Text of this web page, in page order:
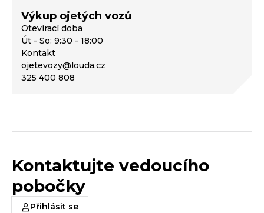
Výkup ojetých vozů
Otevírací doba
Út - So: 9:30 - 18:00
Kontakt
ojetevozy@louda.cz
325 400 808
Kontaktujte vedoucího
pobočky
Přihlásit se